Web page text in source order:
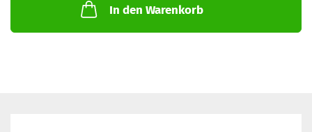
In den Warenkorb